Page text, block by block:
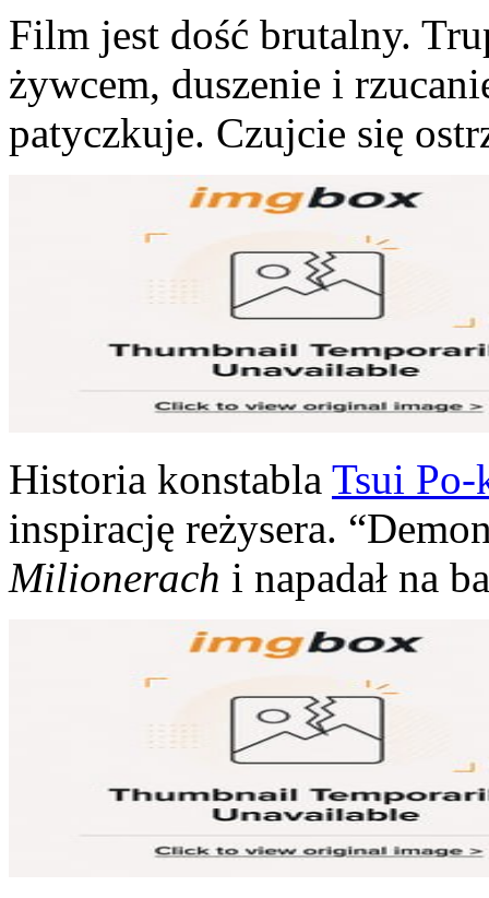
Film jest dość brutalny.
żywcem, duszenie i
patyczkuje. Czujcie się
Historia konstabla Tsui Po-
inspirację reżysera.
Milionerach i napadał na